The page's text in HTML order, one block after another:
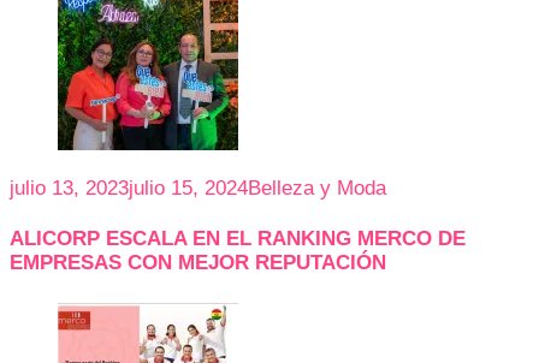
julio 13, 2023julio 15, 2024Belleza y Moda
ALICORP ESCALA EN EL RANKING MERCO DE
EMPRESAS CON MEJOR REPUTACIÓN